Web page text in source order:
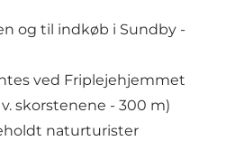
og til indkøb i Sundby -
ved Friplejehjemmet
skorstenene - 300 m)
naturturister